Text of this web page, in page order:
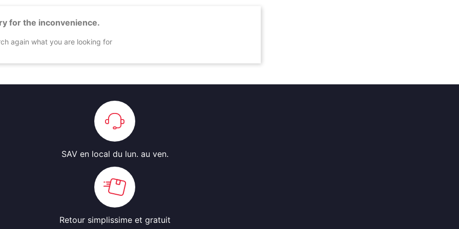
for the inconvenience.
again what you are looking for
SAV en local du lun. au ven.
Retour simplissime et gratuit